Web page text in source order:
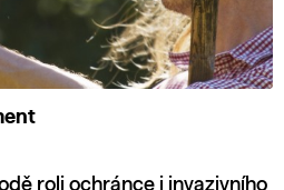
roli ochránce i invazivního